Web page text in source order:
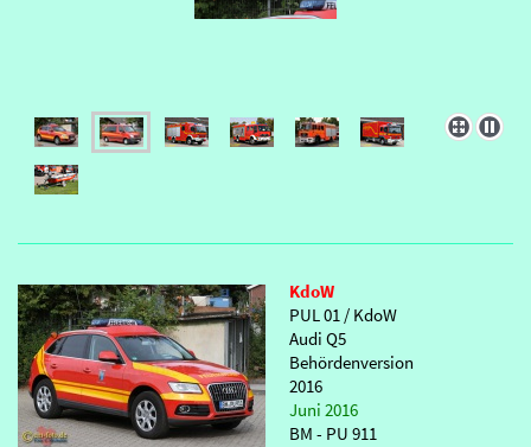
KdoW
PUL 01 / KdoW
Audi Q5
Behördenversion
2016
Juni 2016
BM - PU 911